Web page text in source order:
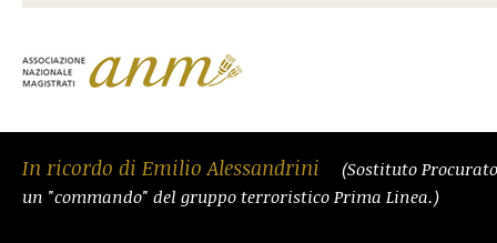
In ricordo di Emilio Alessandrini
(Sostituto
un "commando" del gruppo terroristico Prima Linea.)